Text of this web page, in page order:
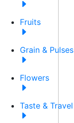
Fruits
Grain & Pulses
Flowers
Taste & Travel